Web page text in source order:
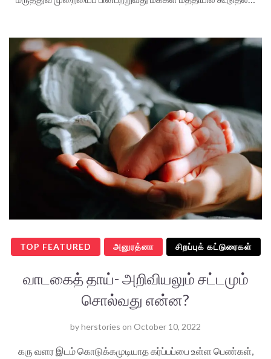
TOP FEATURED அனுரத்னா சிறப்புக் கட்டுரைகள்
வாடகைத் தாய்- அறிவியலும் சட்டமும்
சொல்வது என்ன?
byherstories on October 10, 2022
கரு வளர இடம் கொடுக்கமுடியாத கர்ப்பப்பை உள்ள பெண்கள்,